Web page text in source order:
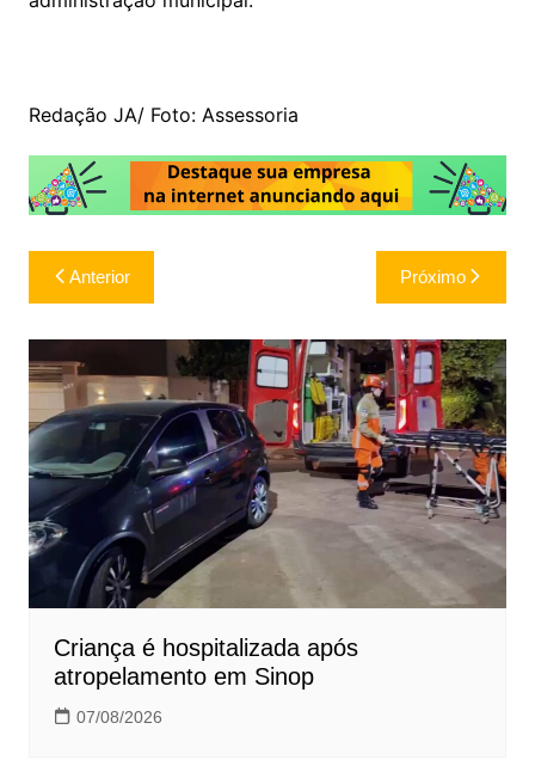
Redação JA/ Foto: Assessoria
Navegação
de
Post
Anterior Próximo
Criança é hospitalizada após
atropelamento em Sinop
07/08/2026